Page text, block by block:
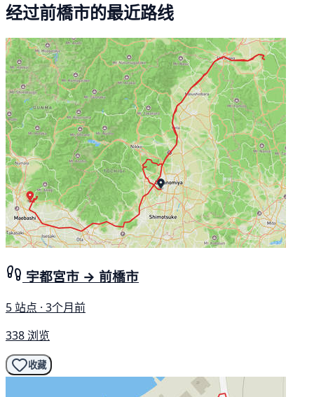
经过前橋市的最近路线
宇都宮市 → 前橋市
5 站点 · 3个月前
338 浏览
收藏